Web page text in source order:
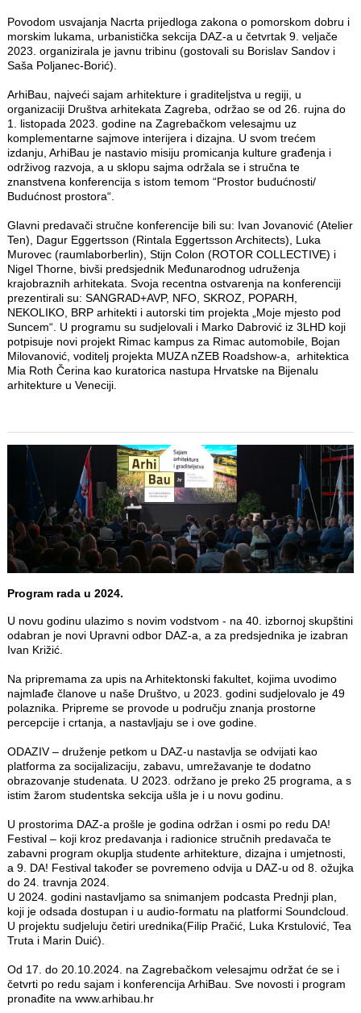
Povodom usvajanja Nacrta prijedloga zakona o pomorskom dobru i
morskim lukama, urbanistička sekcija DAZ-a u četvrtak 9. veljače
2023. organizirala je javnu tribinu (gostovali su Borislav Sandov i
Saša Poljanec-Borić).
ArhiBau, najveći sajam arhitekture i graditeljstva u regiji, u
organizaciji Društva arhitekata Zagreba, održao se od 26. rujna do
1. listopada 2023. godine na Zagrebačkom velesajmu uz
komplementarne sajmove interijera i dizajna. U svom trećem
izdanju, ArhiBau je nastavio misiju promicanja kulture građenja i
održivog razvoja, a u sklopu sajma održala se i stručna te
znanstvena konferencija s istom temom “Prostor budućnosti/
Budućnost prostora“.
Glavni predavači stručne konferencije bili su: Ivan Jovanović (Atelier
Ten), Dagur Eggertsson (Rintala Eggertsson Architects), Luka
Murovec (raumlaborberlin), Stijn Colon (ROTOR COLLECTIVE) i
Nigel Thorne, bivši predsjednik Međunarodnog udruženja
krajobraznih arhitekata. Svoja recentna ostvarenja na konferenciji
prezentirali su: SANGRAD+AVP, NFO, SKROZ, POPARH,
NEKOLIKO, BRP arhitekti i autorski tim projekta „Moje mjesto pod
Suncem“. U programu su sudjelovali i Marko Dabrović iz 3LHD koji
potpisuje novi projekt Rimac kampus za Rimac automobile, Bojan
Milovanović, voditelj projekta MUZA nZEB Roadshow-a, arhitektica
Mia Roth Čerina kao kuratorica nastupa Hrvatske na Bijenalu
arhitekture u Veneciji.
Program rada u 2024.
U novu godinu ulazimo s novim vodstvom - na 40. izbornoj skupštini
odabran je novi Upravni odbor DAZ-a, a za predsjednika je izabran
Ivan Križić.
Na pripremama za upis na Arhitektonski fakultet, kojima uvodimo
najmlađe članove u naše Društvo, u 2023. godini sudjelovalo je 49
polaznika. Pripreme se provode u području znanja prostorne
percepcije i crtanja, a nastavljaju se i ove godine.
ODAZIV – druženje petkom u DAZ-u nastavlja se odvijati kao
platforma za socijalizaciju, zabavu, umrežavanje te dodatno
obrazovanje studenata. U 2023. održano je preko 25 programa, a s
istim žarom studentska sekcija ušla je i u novu godinu.
U prostorima DAZ-a prošle je godina održan i osmi po redu DA!
Festival – koji kroz predavanja i radionice stručnih predavača te
zabavni program okuplja studente arhitekture, dizajna i umjetnosti,
a 9. DA! Festival također se povremeno odvija u DAZ-u od 8. ožujka
do 24. travnja 2024.
U 2024. godini nastavljamo sa snimanjem podcasta Prednji plan,
koji je odsada dostupan i u audio-formatu na platformi Soundcloud.
U projektu sudjeluju četiri urednika(Filip Pračić, Luka Krstulović, Tea
Truta i Marin Duić).
Od 17. do 20.10.2024. na Zagrebačkom velesajmu održat će se i
četvrti po redu sajam i konferencija ArhiBau. Sve novosti i program
pronađite na www.arhibau.hr